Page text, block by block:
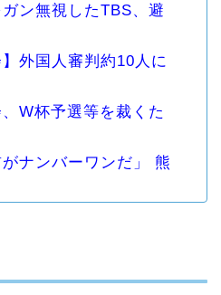
ン無視したTBS、避
】外国人審判約10人に
W杯予選等を裁くた
ナンバーワンだ」 熊